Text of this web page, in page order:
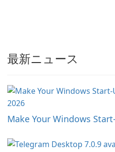
最新ニュース
Make Your Windows